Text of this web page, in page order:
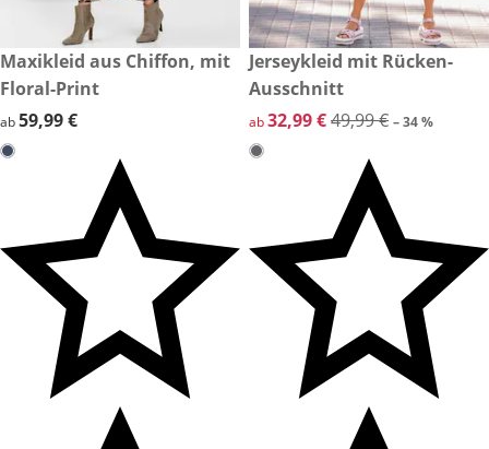
59,99 €
Maxikleid aus Chiffon, mit
Floral-Print
59,99 €
ab59,99 €
reduzierter Preis 32,99 €,
-34 %
Jerseykleid mit Rücken-
Ausschnitt
reduzierter Preis 32,99 €,
ab32,99 €49,99 € – 34 %